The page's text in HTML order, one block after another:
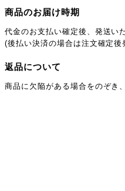
商品のお届け時期
代金のお支払い確定後、発送い
(後払い決済の場合は注文確定後
返品について
商品に欠陥がある場合をのぞき